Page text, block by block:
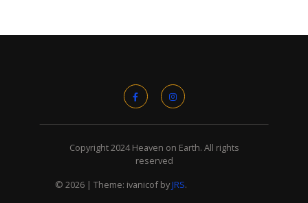
Copyright 2024 Heaven on Earth. All rights
reserved
© 2026 | Theme: ivanicof byJRS.